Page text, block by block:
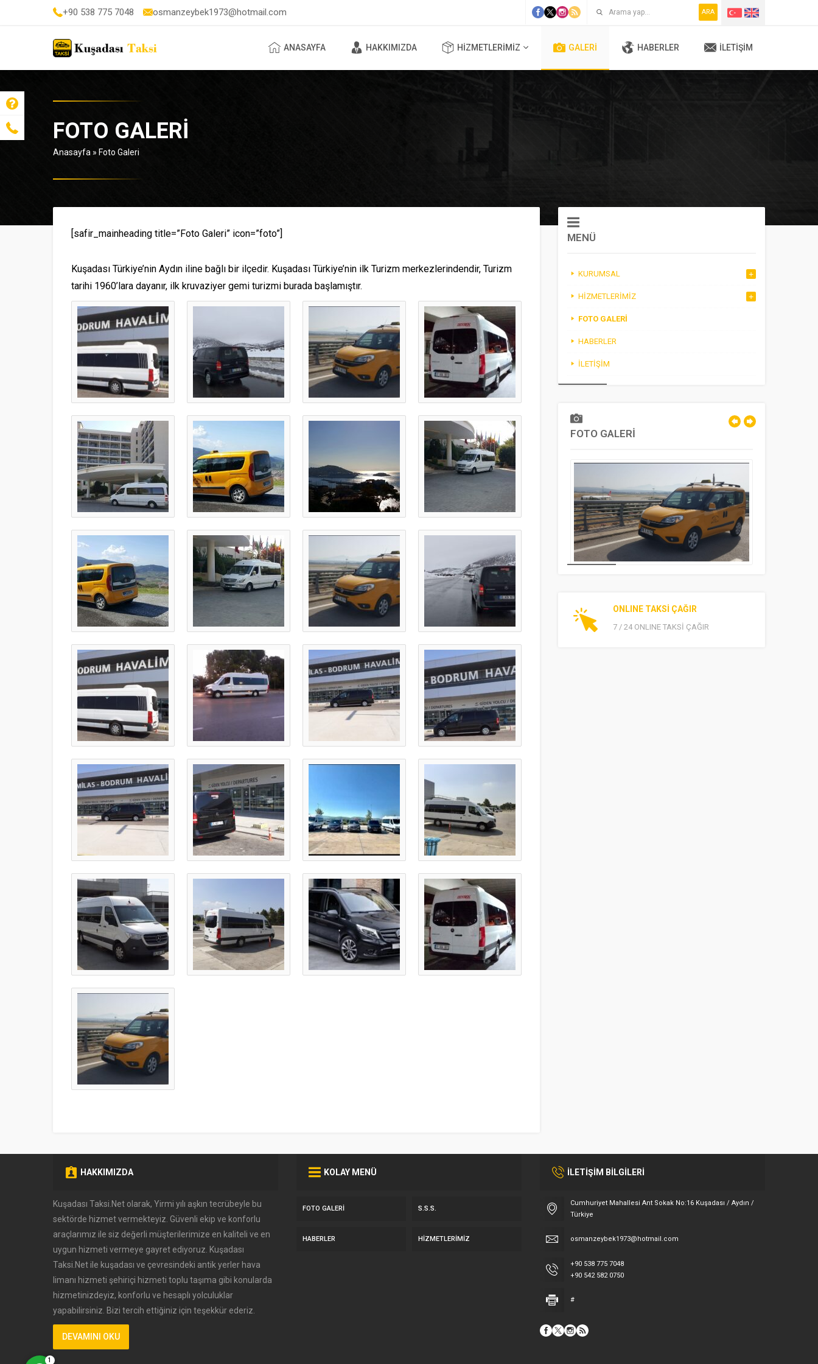
+90 538 775 7048 osmanzeybek1973@hotmail.com ARA
ANASAYFA HAKKIMIZDA HIZMETLERIMIZ GALERI HABERLER İLETIŞIM
FOTO GALERI
Anasayfa » Foto Galeri
[safir_mainheading title=”Foto Galeri” icon=”foto”]
Kuşadası Türkiye’nin Aydın iline bağlı bir ilçedir. Kuşadası Türkiye’nin ilk Turizm merkezlerindendir, Turizm
tarihi 1960’lara dayanır, ilk kruvaziyer gemi turizmi burada başlamıştır.
MENÜ
KURUMSAL
HIZMETLERIMIZ
FOTO GALERI
HABERLER
İLETIŞIM
FOTO GALERİ
ONLINE TAKSİ ÇAĞIR
7 / 24 ONLINE TAKSİ ÇAĞIR
HAKKIMIZDA
Kuşadası Taksi.Net olarak, Yirmi yılı aşkın tecrübeyle bu
sektörde hizmet vermekteyiz. Güvenli ekip ve konforlu
araçlarımız ile siz değerli müşterilerimize en kaliteli ve en
uygun hizmeti vermeye gayret ediyoruz. Kuşadası
Taksi.Net ile kuşadası ve çevresindeki antik yerler hava
limanı hizmeti şehiriçi hizmeti toplu taşıma gibi konularda
hizmetinizdeyiz, konforlu ve hesaplı yolculuklar
yapabilirsiniz. Bizi tercih ettiğiniz için teşekkür ederiz.
DEVAMINI OKU
KOLAY MENÜ
FOTO GALERI S.S.S.
HABERLER HIZMETLERIMIZ
İLETİŞİM BİLGİLERİ
Cumhuriyet Mahallesi Ant Sokak No:16 Kuşadası / Aydın /
Türkiye
osmanzeybek1973@hotmail.com
+90 538 775 7048
+90 542 582 0750
#
Müşteri Temsilcisi
1